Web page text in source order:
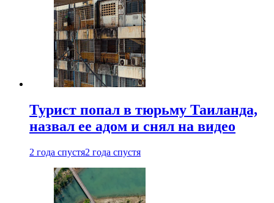
Турист попал в тюрьму Таиланда,
назвал ее адом и снял на видео
2 года спустя2 года спустя